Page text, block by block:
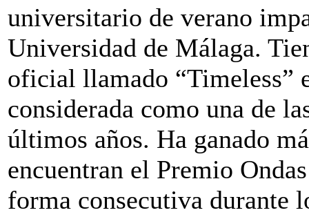
universitario de verano
Universidad de Málaga.
oficial llamado “Timeless”
considerada como una de
últimos años. Ha ganado
encuentran el Premio
forma consecutiva durante